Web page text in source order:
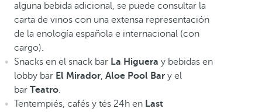
alguna bebida adicional, se puede consultar la
carta de vinos con una extensa representación
de la enología española e internacional (con
cargo).
Snacks en el snack bar La Higuera y bebidas en
lobby bar El Mirador, Aloe Pool Bar y el
bar Teatro.
Tentempiés, cafés y tés 24h en Last